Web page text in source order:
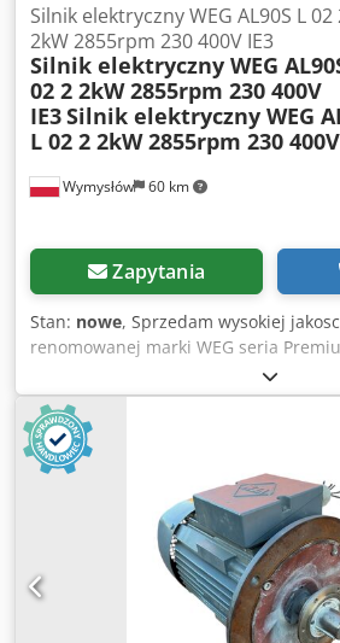
Wymysłów 60 km
Silnik elektryczny WEG AL90S L 02
2kW 2855rpm 230 400V IE3
Silnik elektryczny WEG
02 2 2kW 2855rpm 230 400V
IE3Silnik elektryczny WEG
L 02 2 2kW 2855rpm 230
Zapytania
Stan: nowe, Sprzedam wysokiej
renomowanej marki WEG seria
nieuzywany lezak magazynowy stan
do pomp wentylatorow maszyn
zastosowan warsztatowych ⚙️ Dane
WEG Model AL90S L 02 Moc 2 2 kW
Zasilanie 230 400 V Codpfx
50 Hz Prad ok 7 8 4 5 A Klasa
ochrony IP55 Tryb pracy S1
Srednica walu ok 24 mm Waga ok 22